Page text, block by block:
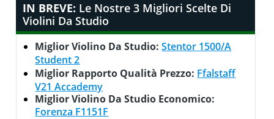
IN BREVE: Le Nostre 3 Migliori Scelte Di
Violini Da Studio
Miglior Violino Da Studio:Stentor 1500/A
Student 2
Miglior Rapporto Qualità Prezzo: Ffalstaff
V21 Accademy
Miglior Violino Da Studio Economico:
Forenza F1151F